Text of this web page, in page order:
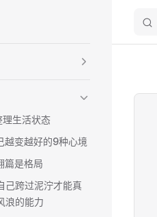
理生活状态
越变越好的9种心境
篇是格局
己跨过泥泞才能真
浪的能力